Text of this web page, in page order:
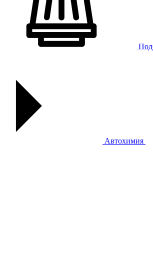
Автохимия